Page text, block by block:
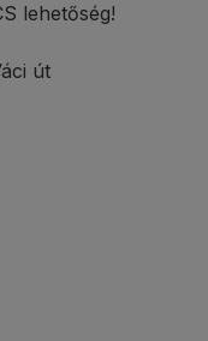
lehetőség!
út